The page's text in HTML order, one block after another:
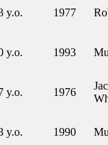
y.o. 1977
y.o. 1993
y.o. 1976
y.o. 1990